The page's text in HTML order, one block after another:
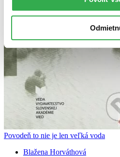
Povodeň to nie je len veľká voda
Blažena Horváthová